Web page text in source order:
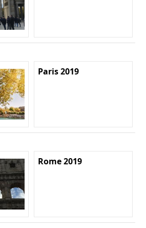
Paris 2019
Rome 2019